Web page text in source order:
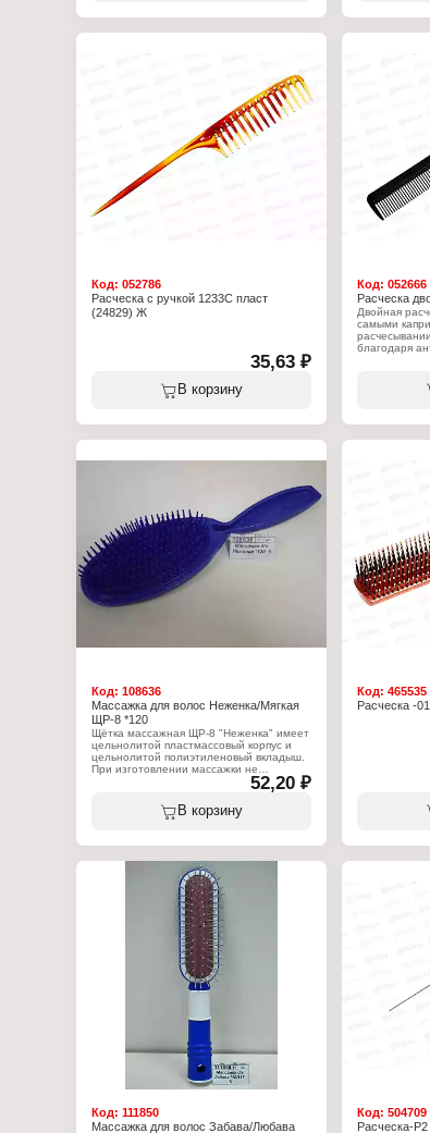
Вариация: массажная
Материал (состав): металл, пластик,
Количество предметов: 1шт
Код: 052786
Расческа с ручкой 1233С пласт
(24829) Ж
35,63 ₽
В корзину
Код: 052666
Расческа
Двойная
самыми
благодаря
Удобно
в сумку.
коротких и
кудрявых
Назначение:
Количество
Код: 108636
Массажка для волос Неженка/Мягкая
ЩР-8 *120
Щётка массажная ЩР-8 "Неженка" имеет
цельнолитой пластмассовый корпус и
цельнолитой полиэтиленовый вкладыш.
При изготовлении массажки не
используются клеящие вещества,
поэтому она совершенно не "боится"
влаги. Благодаря использованию
полиэтилена низкой плотности
Характеристики:
Модель: ЩР-8 "Неженка"
Тип товара: Расческа
Вариация: массажная
Назначение: для расчесывания волос
Форма щетки: овальная
Материал (состав): металл, пластик,
Количество предметов: 1шт
52,20 ₽
В корзину
Код: 465535
Расческа -
Код: 111850
Массажка для волос Забава/Любава
Код: 504709
Расческа-Р2